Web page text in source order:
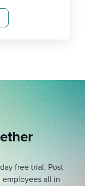
free trial. Post
all in